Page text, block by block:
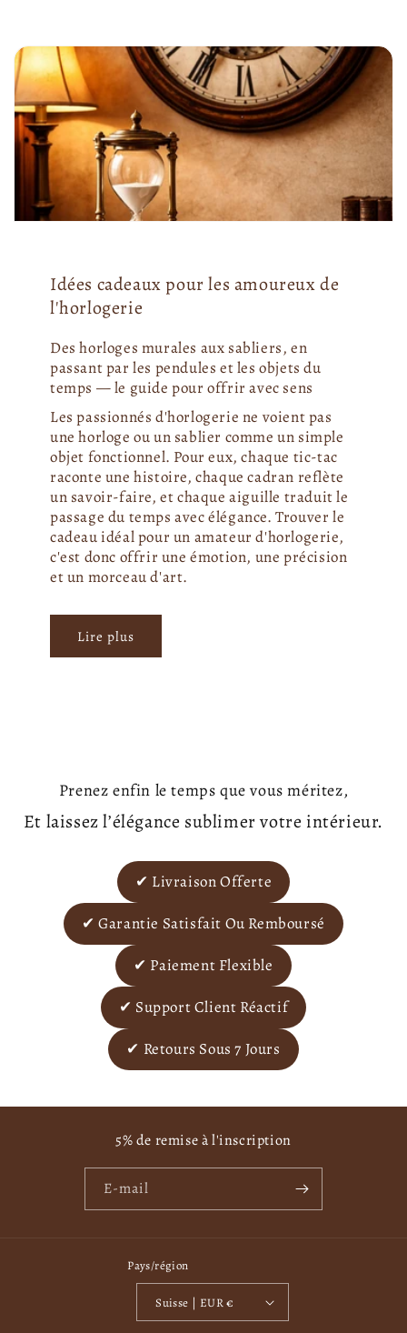
Idées cadeaux pour les amoureux de
l'horlogerie
Des horloges murales aux sabliers, en
passant par les pendules et les objets du
temps — le guide pour offrir avec sens
Les passionnés d'horlogerie ne voient pas
une horloge ou un sablier comme un simple
objet fonctionnel. Pour eux, chaque tic-tac
raconte une histoire, chaque cadran reflète
un savoir-faire, et chaque aiguille traduit le
passage du temps avec élégance. Trouver le
cadeau idéal pour un amateur d'horlogerie,
c'est donc offrir une émotion, une précision
et un morceau d'art.
Lire plus
Prenez enfin le temps que vous méritez,
Et laissez l’élégance sublimer votre intérieur.
✔ Livraison Offerte
✔ Garantie Satisfait Ou Remboursé
✔ Paiement Flexible
✔ Support Client Réactif
✔ Retours Sous 7 Jours
5% de remise à l'inscription
E-mail
Pays/région
Suisse | EUR €